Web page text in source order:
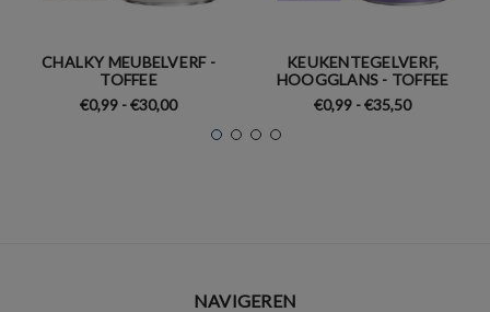
CHALKY MEUBELVERF -
TOFFEE
€0,99 - €30,00
KEUKENTEGELVERF,
HOOGGLANS - TOFFEE
€0,99 - €35,50
NAVIGEREN